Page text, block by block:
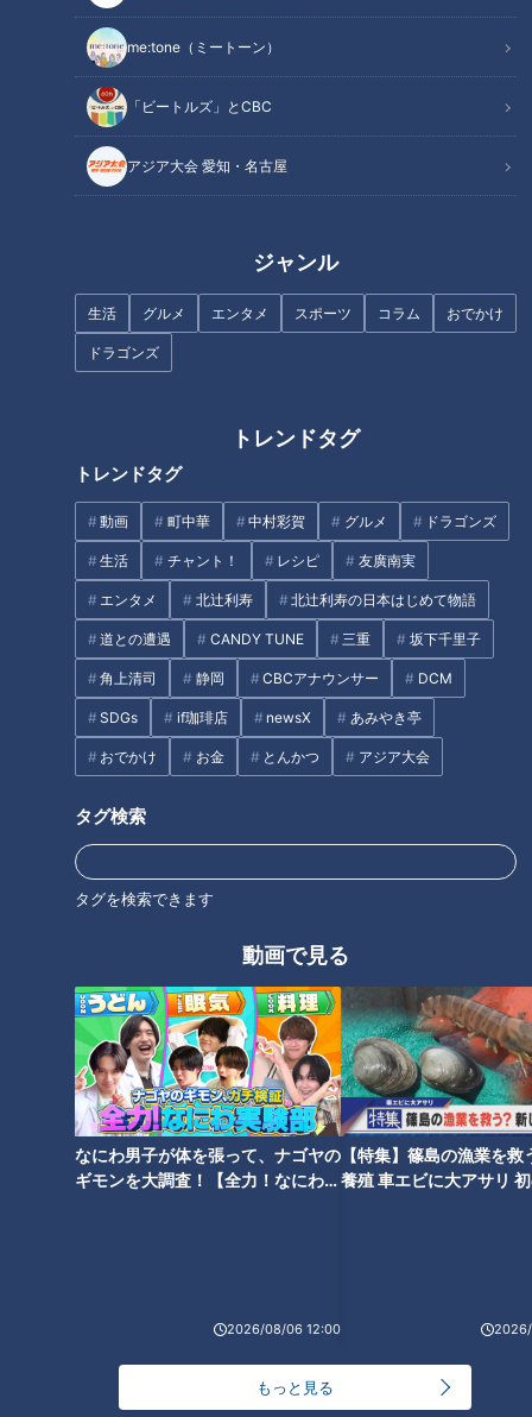
me:tone（ミートーン）
「ビートルズ」とCBC
アジア大会 愛知・名古屋
ジャンル
生活 グルメ エンタメ スポーツ コラム おでかけ
ドラゴンズ
トレンドタグ
トレンドタグ
動画 町中華 中村彩賀 グルメ ドラゴンズ
生活 チャント！ レシピ 友廣南実
エンタメ 北辻利寿 北辻利寿の日本はじめて物語
道との遭遇 CANDY TUNE 三重 坂下千里子
角上清司 静岡 CBCアナウンサー DCM
SDGs if珈琲店 newsX あみやき亭
おでかけ お金 とんかつ アジア大会
タグ検索
タグを検索できます
動画で見る
なにわ男子が体を張って、ナゴヤの
ギモンを大調査！【全力！なにわ実
2026/08/06 12:00
【特集】篠島の漁業を救
養殖 車エビに大アサリ
もっと見る
ヂラブがリポート！
の秘策を提言！
日光を避ける日々…賀久くんの
オモシロイままごと編～定期配
信型ドキュメンタリー「ピエロ
と呼ばれた息子」第７０話
2026年4月義務化の“こども誰で
者は｢ちょっとだけでも助かる｣
制度開始を前に保育士不足で厳
しい状況の自治体も…
タグ
生活 エンタメ ショッピング
オススメ関連コンテンツ
【次の動画】おうちを矢場とん
さかレンチンで再現?!【デパチ
【前の動画】切ってはさんで超
実演！朝ごはんに彩りを【デパ
チャン】